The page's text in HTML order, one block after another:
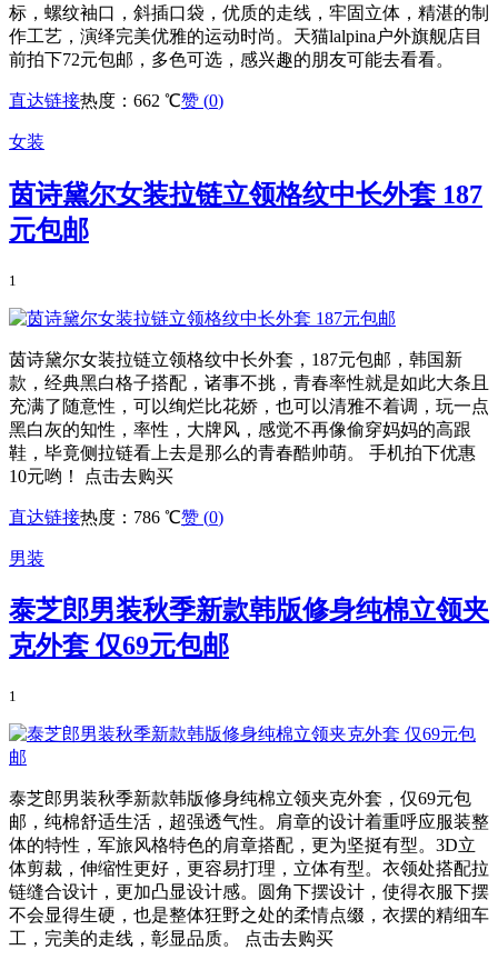
标，螺纹袖口，斜插口袋，优质的走线，牢固立体，精湛的制
作工艺，演绎完美优雅的运动时尚。天猫lalpina户外旗舰店目
前拍下72元包邮，多色可选，感兴趣的朋友可能去看看。
直达链接热度：662 ℃赞 (0)
女装
茵诗黛尔女装拉链立领格纹中长外套 187
元包邮
1
茵诗黛尔女装拉链立领格纹中长外套，187元包邮，韩国新
款，经典黑白格子搭配，诸事不挑，青春率性就是如此大条且
充满了随意性，可以绚烂比花娇，也可以清雅不着调，玩一点
黑白灰的知性，率性，大牌风，感觉不再像偷穿妈妈的高跟
鞋，毕竟侧拉链看上去是那么的青春酷帅萌。 手机拍下优惠
10元哟！ 点击去购买
直达链接热度：786 ℃赞 (0)
男装
泰芝郎男装秋季新款韩版修身纯棉立领夹
克外套 仅69元包邮
1
泰芝郎男装秋季新款韩版修身纯棉立领夹克外套，仅69元包
邮，纯棉舒适生活，超强透气性。肩章的设计着重呼应服装整
体的特性，军旅风格特色的肩章搭配，更为坚挺有型。3D立
体剪裁，伸缩性更好，更容易打理，立体有型。衣领处搭配拉
链缝合设计，更加凸显设计感。圆角下摆设计，使得衣服下摆
不会显得生硬，也是整体狂野之处的柔情点缀，衣摆的精细车
工，完美的走线，彰显品质。 点击去购买